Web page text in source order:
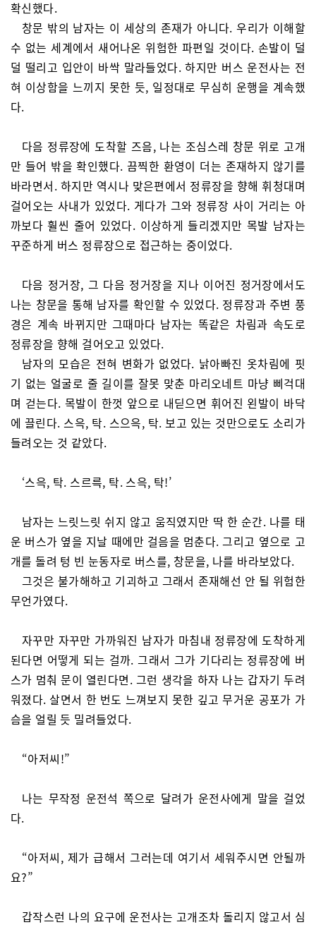
확신했다.
창문 밖의 남자는 이 세상의 존재가 아니다. 우리가 이해할
수 없는 세계에서 새어나온 위험한 파편일 것이다. 손발이 덜
덜 떨리고 입안이 바싹 말라들었다. 하지만 버스 운전사는 전
혀 이상함을 느끼지 못한 듯, 일정대로 무심히 운행을 계속했
다.
다음 정류장에 도착할 즈음, 나는 조심스레 창문 위로 고개
만 들어 밖을 확인했다. 끔찍한 환영이 더는 존재하지 않기를
바라면서. 하지만 역시나 맞은편에서 정류장을 향해 휘청대며
걸어오는 사내가 있었다. 게다가 그와 정류장 사이 거리는 아
까보다 훨씬 줄어 있었다. 이상하게 들리겠지만 목발 남자는
꾸준하게 버스 정류장으로 접근하는 중이었다.
다음 정거장, 그 다음 정거장을 지나 이어진 정거장에서도
나는 창문을 통해 남자를 확인할 수 있었다. 정류장과 주변 풍
경은 계속 바뀌지만 그때마다 남자는 똑같은 차림과 속도로
정류장을 향해 걸어오고 있었다.
남자의 모습은 전혀 변화가 없었다. 낡아빠진 옷차림에 핏
기 없는 얼굴로 줄 길이를 잘못 맞춘 마리오네트 마냥 삐걱대
며 걷는다. 목발이 한껏 앞으로 내딛으면 휘어진 왼발이 바닥
에 끌린다. 스윽, 탁. 스으윽, 탁. 보고 있는 것만으로도 소리가
들려오는 것 같았다.
‘스윽, 탁. 스르륵, 탁. 스윽, 탁!’
남자는 느릿느릿 쉬지 않고 움직였지만 딱 한 순간. 나를 태
운 버스가 옆을 지날 때에만 걸음을 멈춘다. 그리고 옆으로 고
개를 돌려 텅 빈 눈동자로 버스를, 창문을, 나를 바라보았다.
그것은 불가해하고 기괴하고 그래서 존재해선 안 될 위험한
무언가였다.
자꾸만 자꾸만 가까워진 남자가 마침내 정류장에 도착하게
된다면 어떻게 되는 걸까. 그래서 그가 기다리는 정류장에 버
스가 멈춰 문이 열린다면. 그런 생각을 하자 나는 갑자기 두려
워졌다. 살면서 한 번도 느껴보지 못한 깊고 무거운 공포가 가
슴을 얼릴 듯 밀려들었다.
“아저씨!”
나는 무작정 운전석 쪽으로 달려가 운전사에게 말을 걸었
다.
“아저씨, 제가 급해서 그러는데 여기서 세워주시면 안될까
요?”
갑작스런 나의 요구에 운전사는 고개조차 돌리지 않고서 심